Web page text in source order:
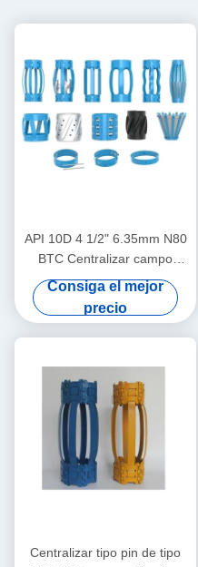
API 10D 4 1/2" 6.35mm N80
BTC Centralizar campo
petrolero en operaciones de
petróleo y gas
Consiga el mejor
precio
Centralizar tipo pin de tipo